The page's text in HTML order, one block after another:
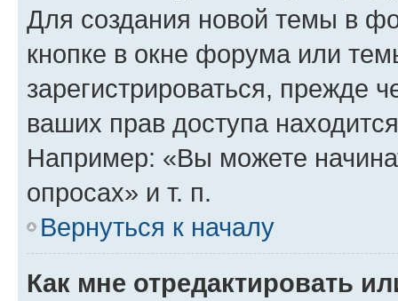
Для создания новой темы в
кнопке в окне форума или
зарегистрироваться, прежде
ваших прав доступа
Например: «Вы можете
опросах» и т. п.
Вернуться к началу
Как мне отредактировать